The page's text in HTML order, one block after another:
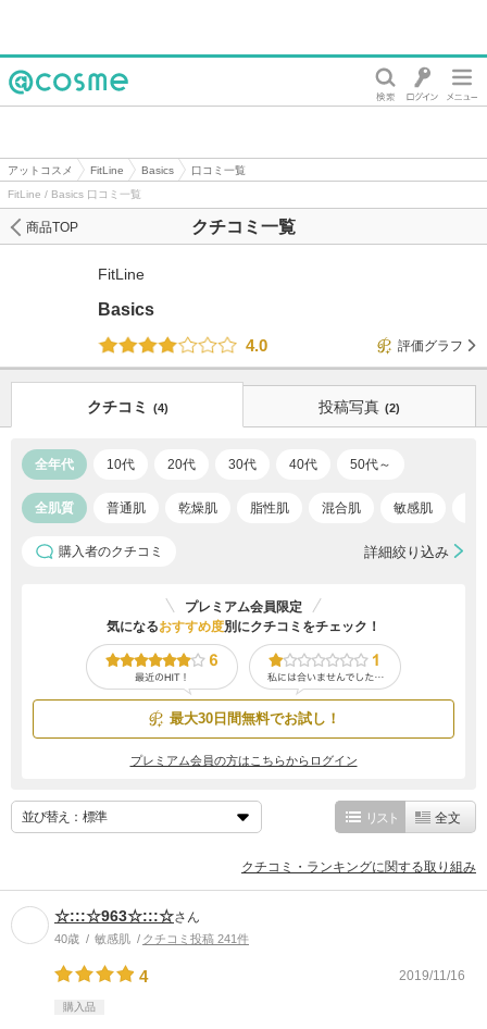
アットコスメ FitLine Basics
口コミ一覧
FitLine / Basics 口コミ一覧
クチコミ一覧
商品TOP
FitLine
Basics
4.0
評価グラフ
クチコミ (4) 投稿写真 (2)
全年代 10代 20代 30代 40代 50代～
全肌質 普通肌 乾燥肌 脂性肌 混合肌 敏感肌
購入者のクチコミ 詳細絞り込み
プレミアム会員限定
気になるおすすめ度別にクチコミをチェック！
最大30日間無料でお試し！
プレミアム会員の方はこちらからログイン
並び替え： リスト 全文
クチコミ・ランキングに関する取り組み
☆:::☆963☆:::☆さん
40歳 敏感肌 クチコミ投稿 241件
4 2019/11/16
購入品